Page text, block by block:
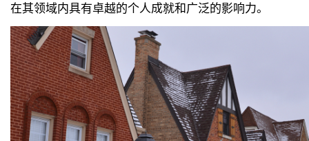
在其领域内具有卓越的个人成就和广泛的影响力。